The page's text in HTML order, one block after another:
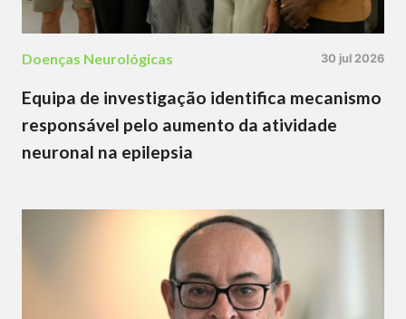
Doenças Neurológicas 30 jul 2026
Equipa de investigação identifica mecanismo
responsável pelo aumento da atividade
neuronal na epilepsia